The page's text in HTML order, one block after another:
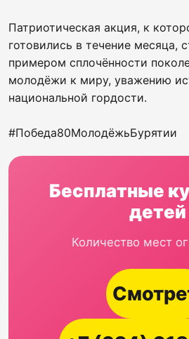
Патриотическая акция, к
готовились в течение месяца,
примером сплочённости
молодёжи к миру, уважению
национальной гордости.
#Победа80МолодёжьБурятии
Бесплатные
детей
Количество мест